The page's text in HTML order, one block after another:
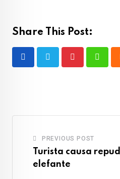
Share This Post:
PREVIOUS POST
Turista causa
elefante